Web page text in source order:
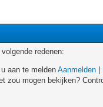
redenen:
u aan te meldenAanmelden
mogen bekijken?